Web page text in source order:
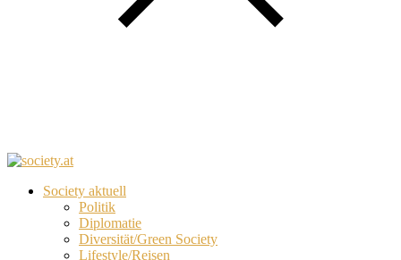
Society aktuell
Politik
Diplomatie
Diversität/Green Society
Lifestyle/Reisen